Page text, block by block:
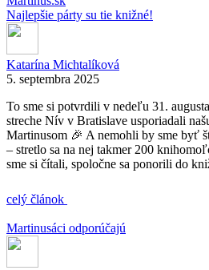
Najlepšie párty su tie knižné!
Katarína Michtalíková
5. septembra 2025
To sme si potvrdili v nedeľu 31.
streche Nív v Bratislave usporiadali
Martinusom 🎉 A nemohli by sme byť
– stretlo sa na nej takmer 200
sme si čítali, spoločne sa ponorili do
celý článok
Martinusáci odporúčajú